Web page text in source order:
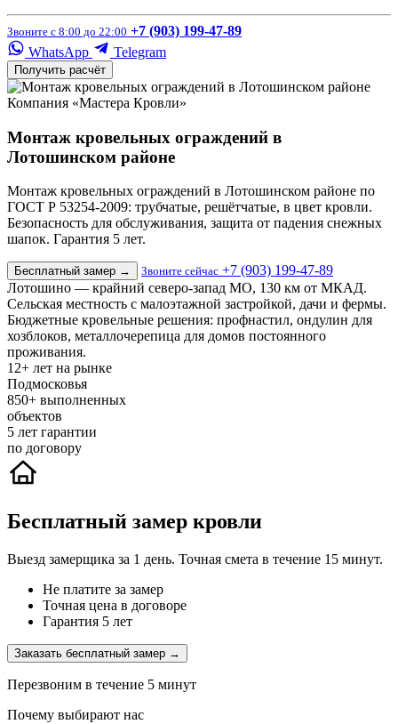
Звоните с 8:00 до 22:00 +7 (903) 199-47-89
WhatsApp
Telegram
Получить расчёт
Компания «Мастера Кровли»
Монтаж кровельных ограждений в
Лотошинском районе
Монтаж кровельных ограждений в Лотошинском районе по
ГОСТ Р 53254-2009: трубчатые, решётчатые, в цвет кровли.
Безопасность для обслуживания, защита от падения снежных
шапок. Гарантия 5 лет.
Бесплатный замер → Звоните сейчас +7 (903) 199-47-89
Лотошино — крайний северо-запад МО, 130 км от МКАД.
Сельская местность с малоэтажной застройкой, дачи и фермы.
Бюджетные кровельные решения: профнастил, ондулин для
хозблоков, металлочерепица для домов постоянного
проживания.
12+ лет на рынке
Подмосковья
850+ выполненных
объектов
5 лет гарантии
по договору
Бесплатный замер кровли
Выезд замерщика за 1 день. Точная смета в течение 15 минут.
Не платите за замер
Точная цена в договоре
Гарантия 5 лет
Заказать бесплатный замер →
Перезвоним в течение 5 минут
Почему выбирают нас